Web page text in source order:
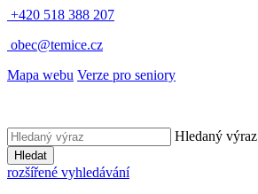
+420 518 388 207
obec@temice.cz
Mapa webu Verze pro seniory
Hledaný výraz
Hledat
rozšířené vyhledávání